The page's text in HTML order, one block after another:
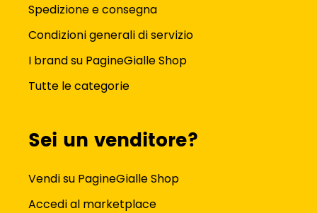
Spedizione e consegna
Condizioni generali di servizio
I brand su PagineGialle Shop
Tutte le categorie
Sei un venditore?
Vendi su PagineGialle Shop
Accedi al marketplace